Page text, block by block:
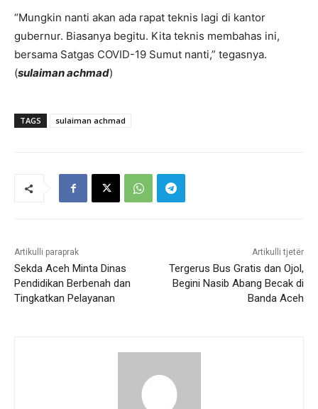
“Mungkin nanti akan ada rapat teknis lagi di kantor
gubernur. Biasanya begitu. Kita teknis membahas ini,
bersama Satgas COVID-19 Sumut nanti,” tegasnya.
(sulaiman achmad)
TAGS sulaiman achmad
Artikulli paraprak
Sekda Aceh Minta Dinas
Pendidikan Berbenah dan
Tingkatkan Pelayanan
Artikulli tjetër
Tergerus Bus Gratis dan Ojol,
Begini Nasib Abang Becak di
Banda Aceh